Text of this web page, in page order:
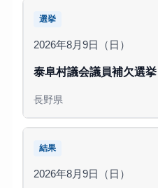
選挙
2026年8月9日（日）
泰阜村議会議員補欠選挙
長野県
結果
2026年8月9日（日）